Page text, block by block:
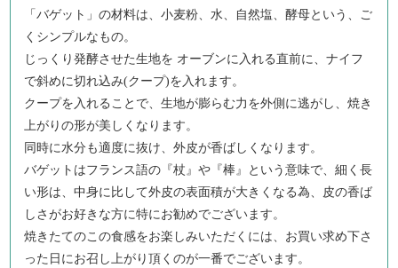
「バゲット」の材料は、小麦粉、水、自然塩、酵母という、ご
くシンプルなもの。
じっくり発酵させた生地を オーブンに入れる直前に、ナイフ
で斜めに切れ込み(クープ)を入れます。
クープを入れることで、生地が膨らむ力を外側に逃がし、焼き
上がりの形が美しくなります。
同時に水分も適度に抜け、外皮が香ばしくなります。
バゲットはフランス語の『杖』や『棒』という意味で、細く長
い形は、中身に比して外皮の表面積が大きくなる為、皮の香ば
しさがお好きな方に特にお勧めでございます。
焼きたてのこの食感をお楽しみいただくには、お買い求め下さ
った日にお召し上がり頂くのが一番でございます。